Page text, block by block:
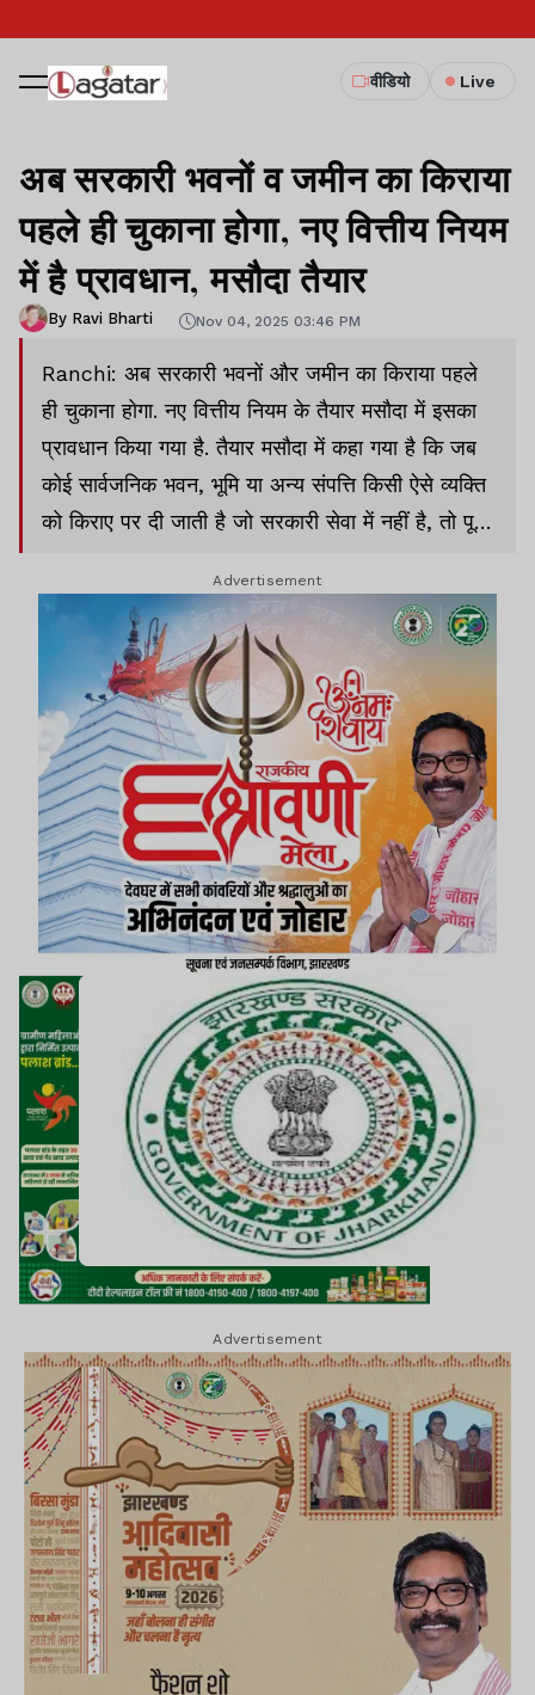
वीडियो Live
अब सरकारी भवनों व जमीन का किराया
पहले ही चुकाना होगा, नए वित्तीय नियम
में है प्रावधान, मसौदा तैयार
By Ravi Bharti Nov 04, 2025 03:46 PM
Ranchi: अब सरकारी भवनों और जमीन का किराया पहले
ही चुकाना होगा. नए वित्तीय नियम के तैयार मसौदा में इसका
प्रावधान किया गया है. तैयार मसौदा में कहा गया है कि जब
कोई सार्वजनिक भवन, भूमि या अन्य संपत्ति किसी ऐसे व्यक्ति
को किराए पर दी जाती है जो सरकारी सेवा में नहीं है, तो पूरा
Advertisement
Advertisement